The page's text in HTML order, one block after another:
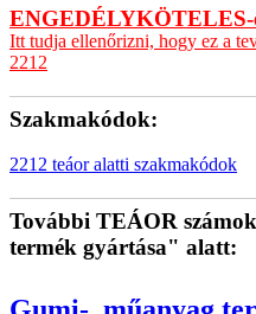
ENGEDÉLYKÖTELES-
Itt tudja ellenőrizni, hogy ez a
2212
Szakmakódok:
2212 teáor alatti szakmakódok
További TEÁOR
termék gyártása" alatt: